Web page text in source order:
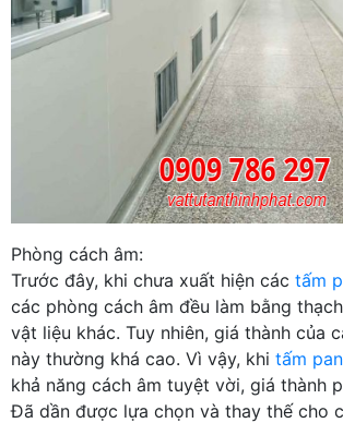
Phòng cách âm:
Trước đây, khi chưa xuất hiện các tấm
các phòng cách âm đều làm bằng
vật liệu khác. Tuy nhiên, giá thành của
này thường khá cao. Vì vậy, khi tấm
khả năng cách âm tuyệt vời, giá thành
Đã dần được lựa chọn và thay thế cho